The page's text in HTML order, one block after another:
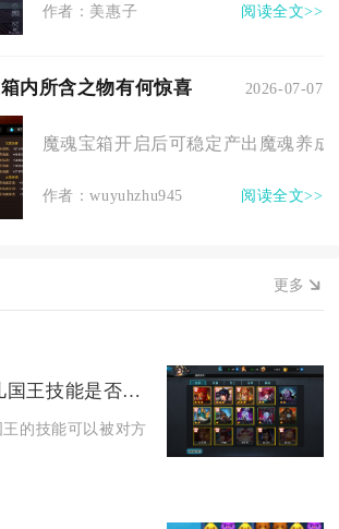
作者：美惠子 阅读全文>>
内所含之物有何惊喜 2026-07-07
魔魂宝箱开启后可稳定产出魔魂养
作者：wuyuhzhu945 阅读全文>>
更多
乱斗西游女儿国王技能是否可以被对方打断
的技能可以被对方打断，但不同技能的打断